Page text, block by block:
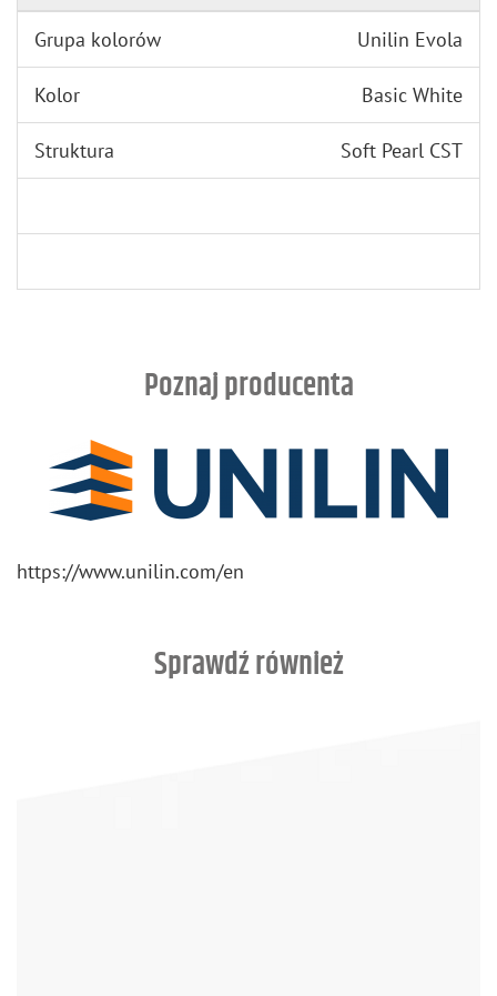
Grupa kolorów Unilin Evola
Kolor Basic White
Struktura Soft Pearl CST
Poznaj producenta
https://​www.​unilin.​com/​en
Sprawdź również